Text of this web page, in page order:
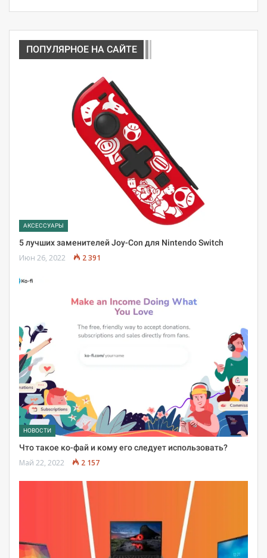
ПОПУЛЯРНОЕ НА САЙТЕ
АКСЕССУАРЫ
5 лучших заменителей Joy-Con для Nintendo Switch
Июн 26, 2022 2 391
НОВОСТИ
Что такое ко-фай и кому его следует использовать?
Май 22, 2022 2 157